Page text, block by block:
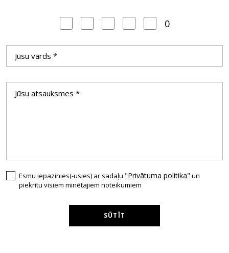
0
Esmu iepazinies(-usies) ar sadaļu "Privātuma politika" un
piekrītu visiem minētajiem noteikumiem
SŪTĪT